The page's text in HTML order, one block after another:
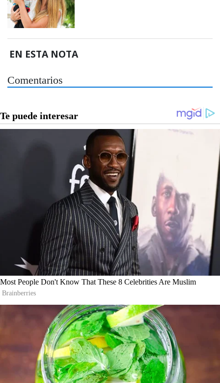
EN ESTA NOTA
Comentarios